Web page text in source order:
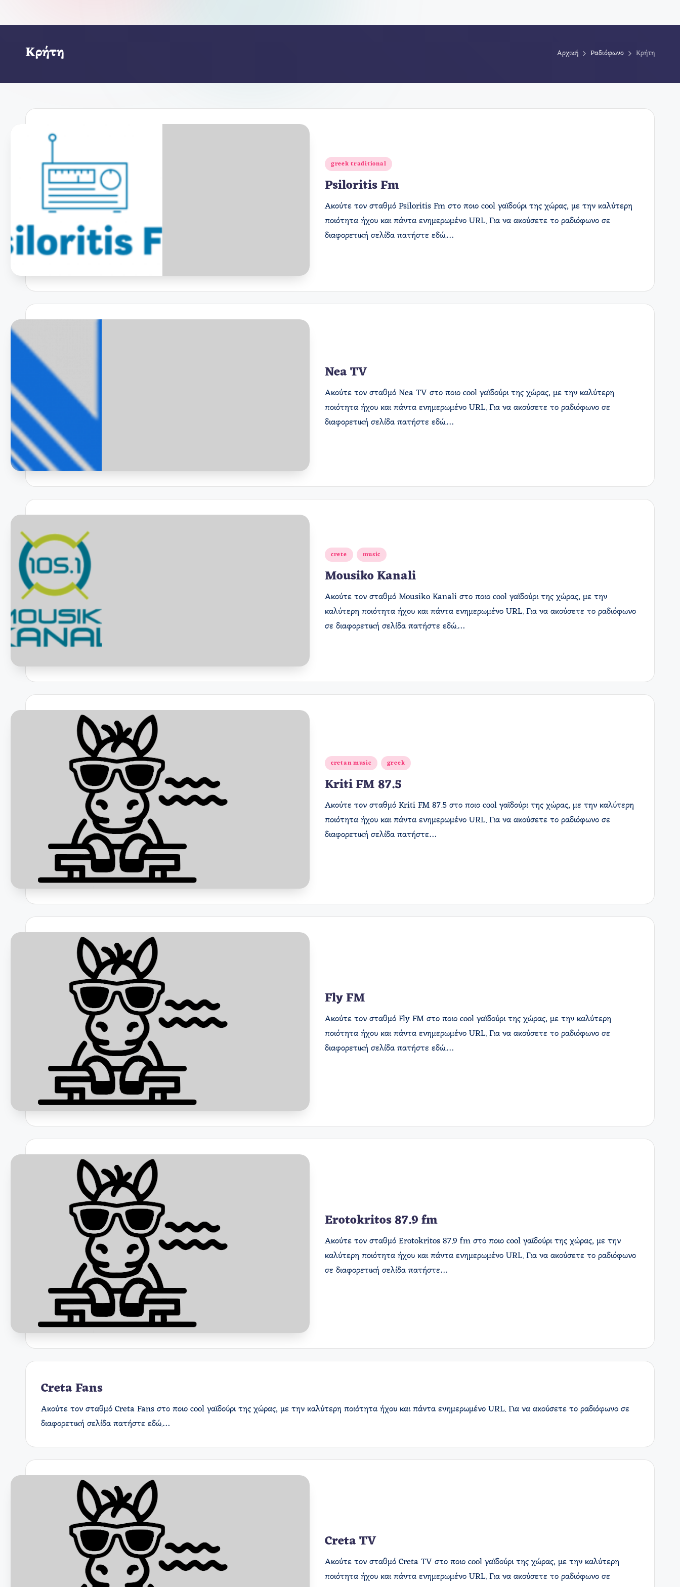
Κρήτη Αρχική Ραδιόφωνο Κρήτη
Αναρτήθηκε
greek traditional
Psiloritis Fm
Ακούτε τον σταθμό Psiloritis Fm στο ποιο cool γαϊδούρι της χώρας, με την καλύτερη
ποιότητα ήχου και πάντα ενημερωμένο URL. Για να ακούσετε το ραδιόφωνο σε
διαφορετική σελίδα πατήστε εδώ.…
Nea TV
Ακούτε τον σταθμό Nea TV στο ποιο cool γαϊδούρι της χώρας, με την καλύτερη
ποιότητα ήχου και πάντα ενημερωμένο URL. Για να ακούσετε το ραδιόφωνο σε
διαφορετική σελίδα πατήστε εδώ.…
Αναρτήθηκε
crete music
Mousiko Kanali
Ακούτε τον σταθμό Mousiko Kanali στο ποιο cool γαϊδούρι της χώρας, με την
καλύτερη ποιότητα ήχου και πάντα ενημερωμένο URL. Για να ακούσετε το ραδιόφωνο
σε διαφορετική σελίδα πατήστε εδώ.…
Αναρτήθηκε
cretan music greek
Kriti FM 87.5
Ακούτε τον σταθμό Kriti FM 87.5 στο ποιο cool γαϊδούρι της χώρας, με την καλύτερη
ποιότητα ήχου και πάντα ενημερωμένο URL. Για να ακούσετε το ραδιόφωνο σε
διαφορετική σελίδα πατήστε…
Fly FM
Ακούτε τον σταθμό Fly FM στο ποιο cool γαϊδούρι της χώρας, με την καλύτερη
ποιότητα ήχου και πάντα ενημερωμένο URL. Για να ακούσετε το ραδιόφωνο σε
διαφορετική σελίδα πατήστε εδώ.…
Erotokritos 87.9 fm
Ακούτε τον σταθμό Erotokritos 87.9 fm στο ποιο cool γαϊδούρι της χώρας, με την
καλύτερη ποιότητα ήχου και πάντα ενημερωμένο URL. Για να ακούσετε το ραδιόφωνο
σε διαφορετική σελίδα πατήστε…
Creta Fans
Ακούτε τον σταθμό Creta Fans στο ποιο cool γαϊδούρι της χώρας, με την καλύτερη ποιότητα ήχου και πάντα ενημερωμένο URL. Για να ακούσετε το ραδιόφωνο σε
διαφορετική σελίδα πατήστε εδώ.…
Creta TV
Ακούτε τον σταθμό Creta TV στο ποιο cool γαϊδούρι της χώρας, με την καλύτερη
ποιότητα ήχου και πάντα ενημερωμένο URL. Για να ακούσετε το ραδιόφωνο σε